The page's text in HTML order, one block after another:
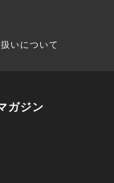
いについて
ガジン